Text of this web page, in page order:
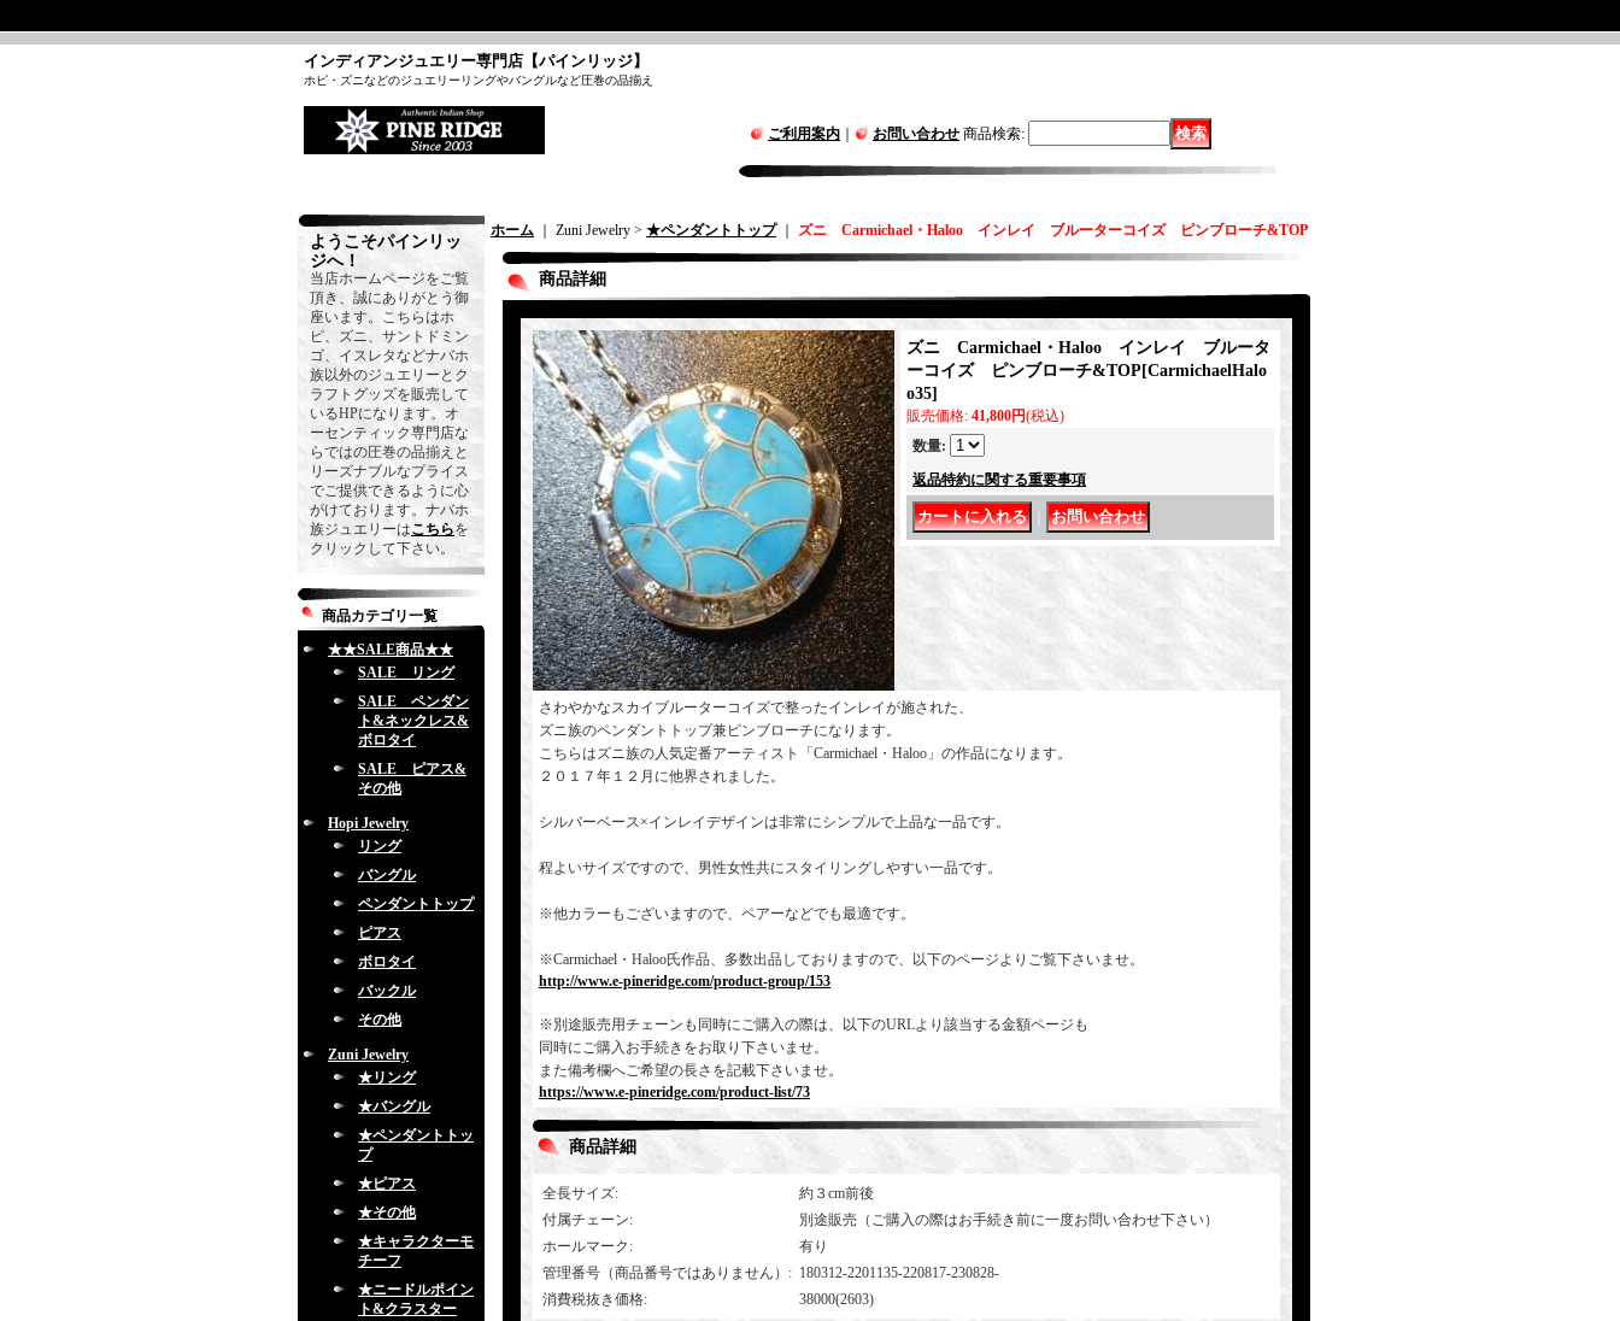
インディアンジュエリー専門店【パインリッジ】
ホピ・ズニなどのジュエリーリングやバングルなど圧巻の品揃え
ご利用案内 お問い合わせ 商品検索:
ようこそパインリッ
ジへ！
当店ホームページをご覧
頂き、誠にありがとう御
座います。こちらはホ
ピ、ズニ、サントドミン
ゴ、イスレタなどナバホ
族以外のジュエリーとク
ラフトグッズを販売して
いるHPになります。オ
ーセンティック専門店な
らではの圧巻の品揃えと
リーズナブルなプライス
でご提供できるように心
がけております。ナバホ
族ジュエリーはこちらを
クリックして下さい。
商品カテゴリ一覧
★★SALE商品★★
SALE リング
SALE ペンダン
ト&ネックレス&
ボロタイ
SALE ピアス&
その他
Hopi Jewelry
リング
バングル
ペンダントトップ
ピアス
ボロタイ
バックル
その他
Zuni Jewelry
★リング
★バングル
★ペンダントトッ
プ
★ピアス
★その他
★キャラクターモ
チーフ
★ニードルポイン
ト&クラスター
ホーム ｜ Zuni Jewelry > ★ペンダントトップ｜ ズニ Carmichael・Haloo インレイ ブルーターコイズ ピンブローチ&TOP
商品詳細
ズニ Carmichael・Haloo インレイ ブルータ
ーコイズ ピンブローチ&TOP [CarmichaelHalo
o35]
販売価格: 41,800円(税込)
数量:
返品特約に関する重要事項
さわやかなスカイブルーターコイズで整ったインレイが施された、
ズニ族のペンダントトップ兼ピンブローチになります。
こちらはズニ族の人気定番アーティスト「Carmichael・Haloo」の作品になります。
２０１７年１２月に他界されました。
シルバーベース×インレイデザインは非常にシンプルで上品な一品です。
程よいサイズですので、男性女性共にスタイリングしやすい一品です。
※他カラーもございますので、ペアーなどでも最適です。
※Carmichael・Haloo氏作品、多数出品しておりますので、以下のページよりご覧下さいませ。
http://www.e-pineridge.com/product-group/153
※別途販売用チェーンも同時にご購入の際は、以下のURLより該当する金額ページも
同時にご購入お手続きをお取り下さいませ。
また備考欄へご希望の長さを記載下さいませ。
https://www.e-pineridge.com/product-list/73
商品詳細
全長サイズ:
約３cm前後
付属チェーン:
別途販売（ご購入の際はお手続き前に一度お問い合わせ下さい）
ホールマーク :
有り
管理番号（商品番号ではありません） : 180312-2201135-220817-230828-
消費税抜き価格: 38000(2603)